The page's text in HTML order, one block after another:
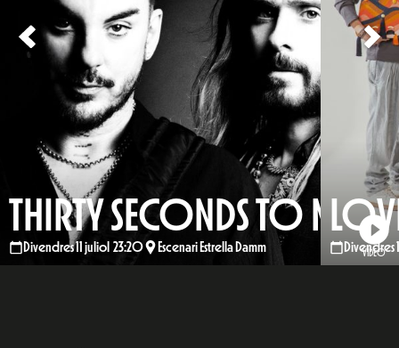
THIRTY SECONDS TO MARS
Divendres 11 juliol 23:20 Escenari Estrella Damm VÍDEO